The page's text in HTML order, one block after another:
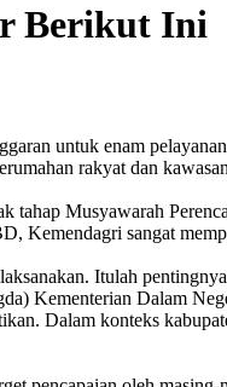
Berikut Ini
untuk enam
rakyat dan
tahap Musyawarah
Kemendagri sangat
Itulah
Kementerian Dalam
Dalam konteks